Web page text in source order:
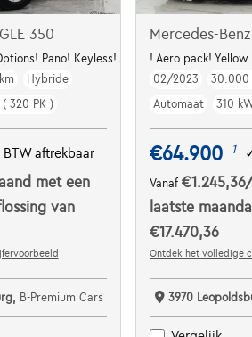
350
Pano! Keyless! ACC!
Hybride
320 PK )
BTW aftrekbaar
met een
van
B-Premium Cars
Mercedes-
! Aero pack!
02/2023
30.000
Automaat
310
€64.900 1
Vanaf€1.245,36/
laatste
€17.470,36
Ontdek het volledige
3970